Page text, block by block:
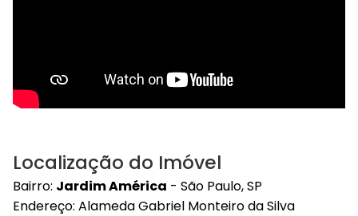
Localização do Imóvel
Bairro: Jardim América - São Paulo, SP
Endereço: Alameda Gabriel Monteiro da Silva